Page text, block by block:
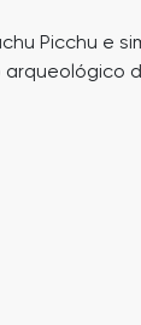
Picchu e